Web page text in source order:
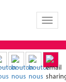
Toggle